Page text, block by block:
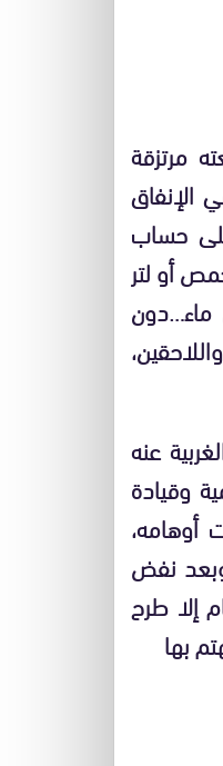
مرتزقة
الذي أهدر أزيد من 1000 دولار في الإنفاق
حساب
أو لتر
عنه
وقيادة
أوهامه،
نفض
إلا طرح
بها